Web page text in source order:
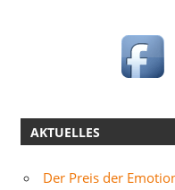
AKTUELLES
Der Preis der